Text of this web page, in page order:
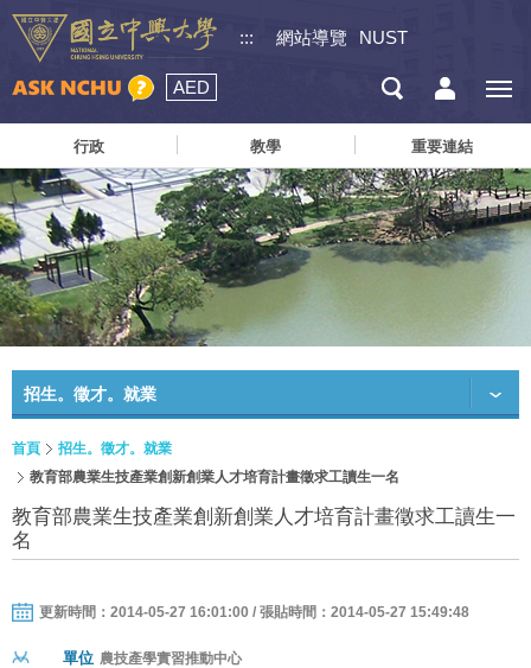
::: 網站導覽 NUST
AED
行政 教學 重要連結
招生。徵才。就業
首頁
招生。徵才。就業
教育部農業生技產業創新創業人才培育計畫徵求工讀生一名
教育部農業生技產業創新創業人才培育計畫徵求工讀生一
名
更新時間：2014-05-27 16:01:00 / 張貼時間：2014-05-27 15:49:48
單位 農技產學實習推動中心